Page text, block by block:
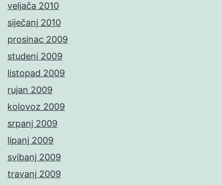
veljača 2010
siječanj 2010
prosinac 2009
studeni 2009
listopad 2009
rujan 2009
kolovoz 2009
srpanj 2009
lipanj 2009
svibanj 2009
travanj 2009